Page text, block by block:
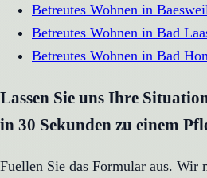
Betreutes Wohnen in
Betreutes Wohnen in Bad
Betreutes Wohnen in Bad
Lassen Sie uns Ihre
in 30 Sekunden zu einem
Fuellen Sie das Formular aus. Wir